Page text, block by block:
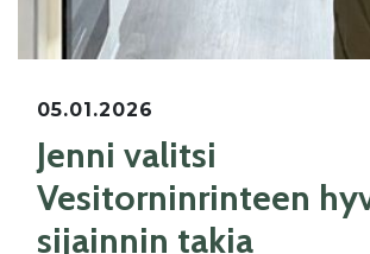
05.01.2026
Jenni valitsi
Vesitorninrinteen
sijainnin takia